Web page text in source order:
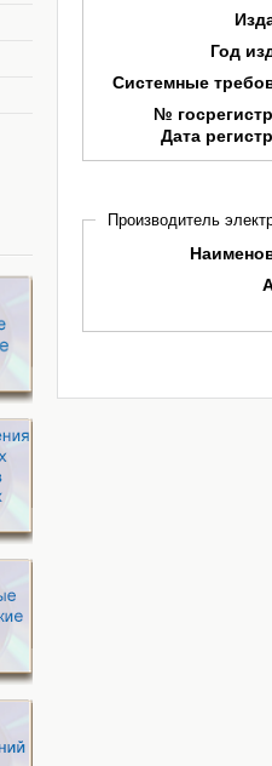
Год
Системные
№
Дата
Производитель